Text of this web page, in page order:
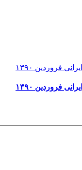
فروردین ۱۳۹۰
فروردین ۱۳۹۰